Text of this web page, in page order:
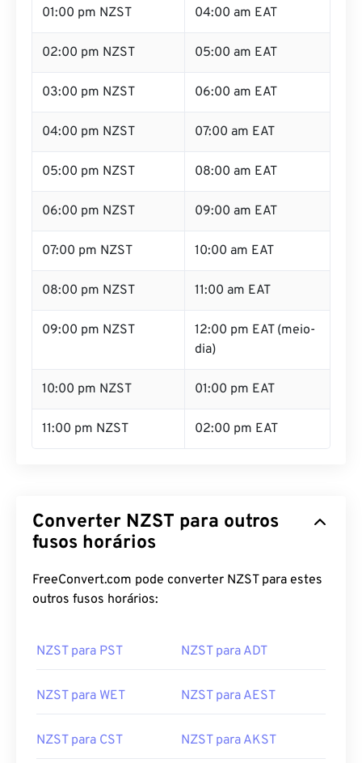
01:00 pm NZST 04:00 am EAT
02:00 pm NZST 05:00 am EAT
03:00 pm NZST 06:00 am EAT
04:00 pm NZST 07:00 am EAT
05:00 pm NZST 08:00 am EAT
06:00 pm NZST 09:00 am EAT
07:00 pm NZST 10:00 am EAT
08:00 pm NZST 11:00 am EAT
09:00 pm NZST
12:00 pm EAT (meio-
dia)
10:00 pm NZST 01:00 pm EAT
11:00 pm NZST 02:00 pm EAT
Converter NZST para outros
fusos horários
FreeConvert.com pode converter NZST para estes
outros fusos horários:
NZST para PST NZST para ADT
NZST para WET NZST para AEST
NZST para CST NZST para AKST